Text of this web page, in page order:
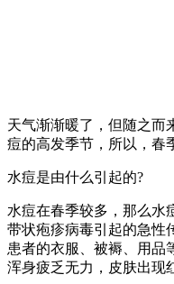
天气渐渐暖了，但随之而
痘的高发季节，所以，春
水痘是由什么引起的?
水痘在春季较多，那么水
带状疱疹病毒引起的急性
患者的衣服、被褥、用品
浑身疲乏无力，皮肤出现